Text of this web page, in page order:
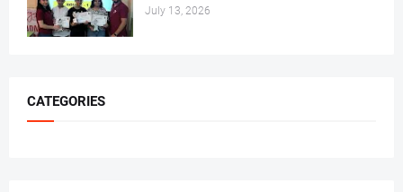
July 13, 2026
CATEGORIES